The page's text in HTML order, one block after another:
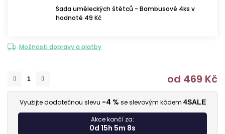
Sada uměleckých štětců - Bambusové 4ks v
hodnotě 49 Kč
Možnosti dopravy a platby
od 469 Kč
Využijte dodatečnou slevu -4 % se slevovým kódem 4SALE
Akce končí za:
0d 15h 5m 7s